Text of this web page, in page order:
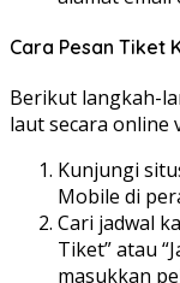
Cara Pesan Tiket
Berikut langkah-
laut secara online
Kunjungi
Mobile di
Cari jadwal
Tiket” atau
masukkan